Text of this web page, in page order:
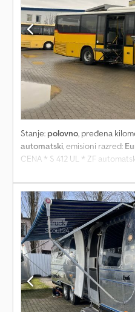
pronaći na našem sajtu:
inspekciji i proveri robe, kako
izričito su poželjni. Sve
stanje i opremu robe / vozila.
Stanje: polovno, pređena
automatski, emisioni razred:
CENA * S 412 UL * ZF
preklopna + vozačko mesto –
* Matrični displej – prednji /
stanje i kilometraža mogu da
opšte uslove poslovanja